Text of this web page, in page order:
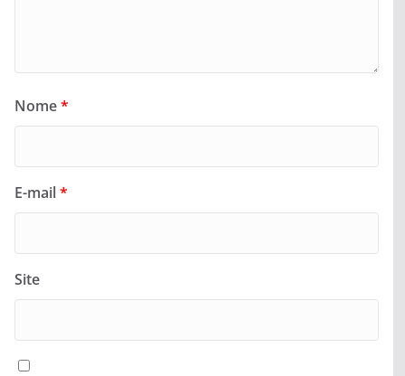
Nome*
E-mail*
Site